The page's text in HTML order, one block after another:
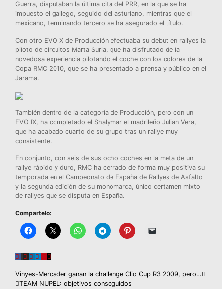
Guerra, disputaban la última cita del PRR, en la que se ha
impuesto el gallego, seguido del asturiano, mientras que el
mexicano, terminando tercero se ha asegurado el título.
Con otro EVO X de Producción efectuaba su debut en rallyes la
piloto de circuitos Marta Suria, que ha disfrutado de la
novedosa experiencia pilotando el coche con los colores de la
Copa RMC 2010, que se ha presentado a prensa y público en el
Jarama.
También dentro de la categoría de Producción, pero con un
EVO IX, ha completado el Shalymar el madrileño Julian Vera,
que ha acabado cuarto de su grupo tras un rallye muy
consistente.
En conjunto, con seis de sus ocho coches en la meta de un
rallye rápido y duro, RMC ha cerrado de forma muy positiva su
temporada en el Campeonato de España de Rallyes de Asfalto
y la segunda edición de su monomarca, único certamen mixto
de rallyes que se disputa en España.
Compartelo:
Navegación
Vinyes-Mercader ganan la challenge Clio Cup R3 2009, pero…
TEAM NUPEL: objetivos conseguidos